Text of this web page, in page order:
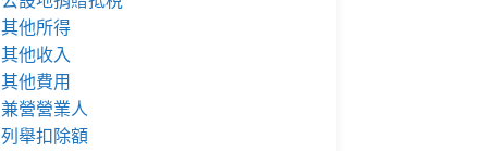
其他所得
其他收入
其他費用
兼營營業人
列舉扣除額